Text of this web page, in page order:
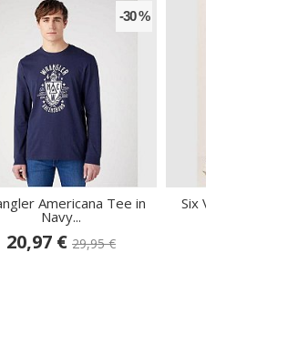
-30 %
Americana Tee in
Navy...
20,97 € 29,95 €
Six Valves